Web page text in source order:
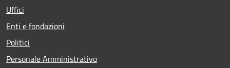
Uffici
Enti e fondazioni
Politici
Personale Amministrativo